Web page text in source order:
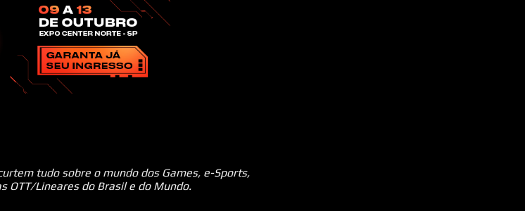
tudo sobre o mundo dos Games, e-Sports,
OTT/Lineares do Brasil e do Mundo.